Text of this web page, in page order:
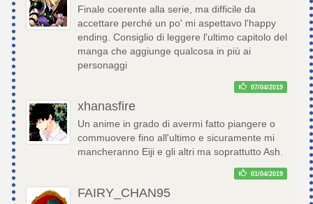
Finale coerente alla serie, ma difficile da
accettare perché un po' mi aspettavo l'happy
ending. Consiglio di leggere l'ultimo capitolo del
manga che aggiunge qualcosa in più ai
personaggi
07/04/2019
xhanasfire
Un anime in grado di avermi fatto piangere o
commuovere fino all'ultimo e sicuramente mi
mancheranno Eiji e gli altri ma soprattutto Ash.
01/04/2019
FAIRY_CHAN95